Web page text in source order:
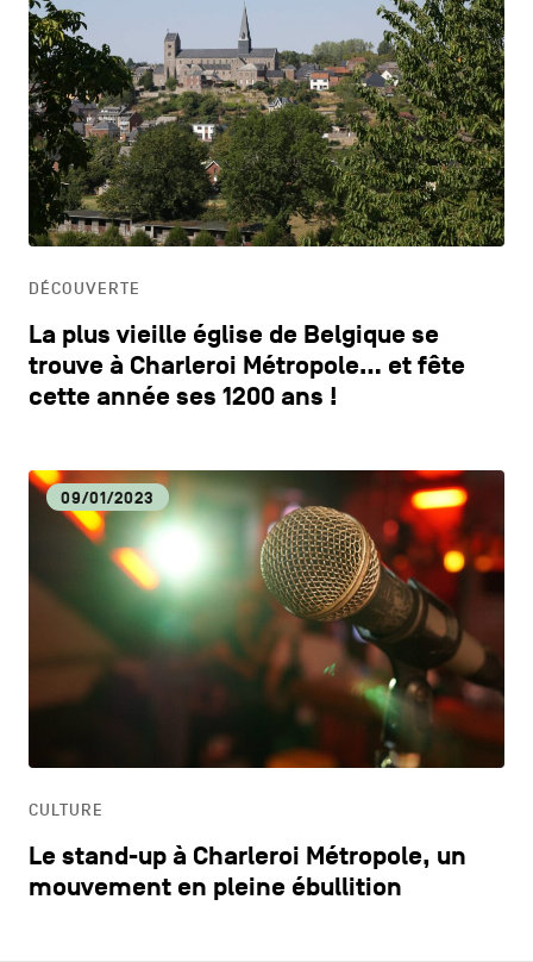
DÉCOUVERTE
La plus vieille église de Belgique se
trouve à Charleroi Métropole… et fête
cette année ses 1200 ans !
09/01/2023
CULTURE
Le stand-up à Charleroi Métropole, un
mouvement en pleine ébullition